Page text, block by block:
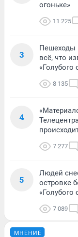
огоньке»
11 225
3
Пешеходы
всё, что
8 135
4
7 277
5
Людей
островке
«Голубого
7 089
МНЕНИЕ